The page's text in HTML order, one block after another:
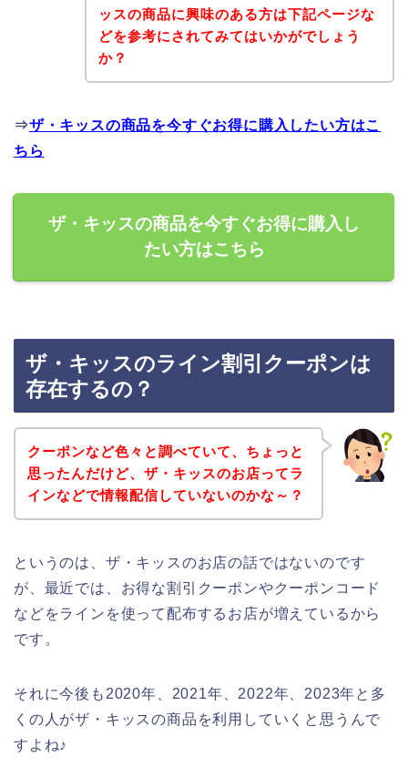
ッスの商品に興味のある方は下記ページな
どを参考にされてみてはいかがでしょう
か？
⇒ザ・キッスの商品を今すぐお得に購入したい方はこ
ちら
ザ・キッスの商品を今すぐお得に購入し
たい方はこちら
ザ・キッスのライン割引クーポンは
存在するの？
クーポンなど色々と調べていて、ちょっと
思ったんだけど、ザ・キッスのお店ってラ
インなどで情報配信していないのかな～？
というのは、ザ・キッスのお店の話ではないのです
が、最近では、お得な割引クーポンやクーポンコード
などをラインを使って配布するお店が増えているから
です。
それに今後も2020年、2021年、2022年、2023年と多
くの人がザ・キッスの商品を利用していくと思うんで
すよね♪